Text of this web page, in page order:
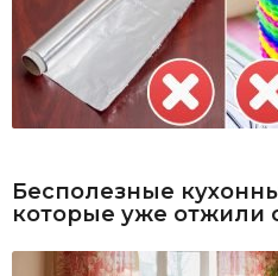
Бесполезные
которые уже отжили